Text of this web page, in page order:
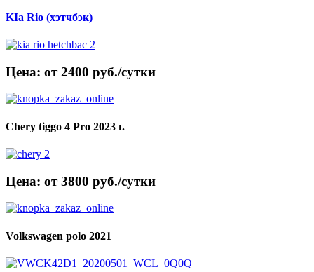
KIa Rio (хэтчбэк)
Цена: от 2400 руб./сутки
Chery tiggo 4 Pro 2023 г.
Цена: от 3800 руб./сутки
Volkswagen polo 2021